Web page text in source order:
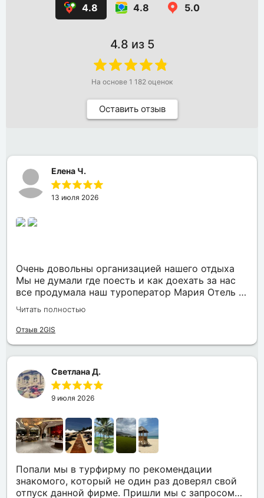
4.8 4.8 5.0
4.8 из 5
На основе 1 182 оценок
Оставить отзыв
Елена Ч.
13 июля 2026
Очень довольны организацией нашего отдыха
Мы не думали где поесть и как доехать за нас
все продумала наш туроператор Мария Отель в
котором мы жили находится в тихом месте в
шаговой доступности большое количество
достопримечательностей и мест где можно
Читать полностью
Отзыв 2GIS
Светлана Д.
9 июля 2026
Попали мы в турфирму по рекомендации
знакомого, который не один раз доверял свой
отпуск данной фирме. Пришли мы с запросом